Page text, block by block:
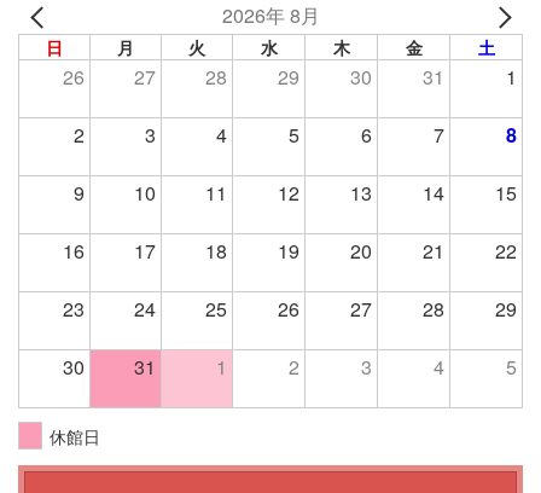
2026年 8月
日 月 火 水 木 金 土
26 27 28 29 30 31 1
2 3 4 5 6 7 8
9 10 11 12 13 14 15
16 17 18 19 20 21 22
23 24 25 26 27 28 29
30 31 1 2 3 4 5
休館日